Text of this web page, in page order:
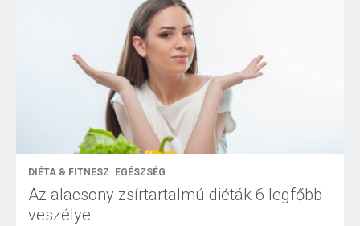
DIÉTA & FITNESZ EGÉSZSÉG
Az alacsony zsírtartalmú diéták 6 legfőbb
veszélye